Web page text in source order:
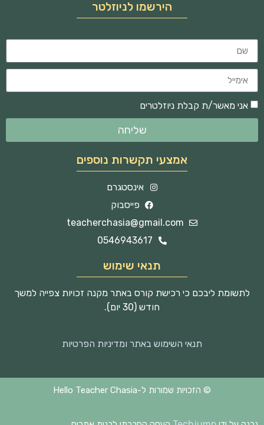
הירשמו לניוזלטר
אני מאשר/ת קבלת ניוזלטרים
שליחה
אמצעי תקשרות נוספים
אינסטגרם
פייסבוק
teacherchasia@gmail.com
0546943617
תנאי שימוש
לתשומת ליבכם כי רכישת קורס באתר מקנה זכויות צפייה למשך
חודש (30 יום).
תנאי השימוש באתר ומדיניות הפרטיות
© הזכויות שמורות ל-Hello Teacher Chasia